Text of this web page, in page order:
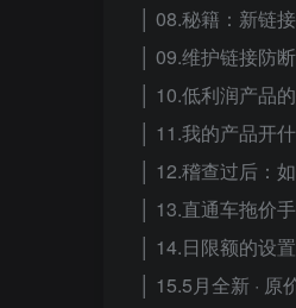
│ 08.秘籍：新链
│ 09.维护链接防
│ 10.低利润产品
│ 11.我的产品开
│ 12.稽查过后：
│ 13.直通车拖价
│ 14.日限额的设
│ 15.5月全新 ·